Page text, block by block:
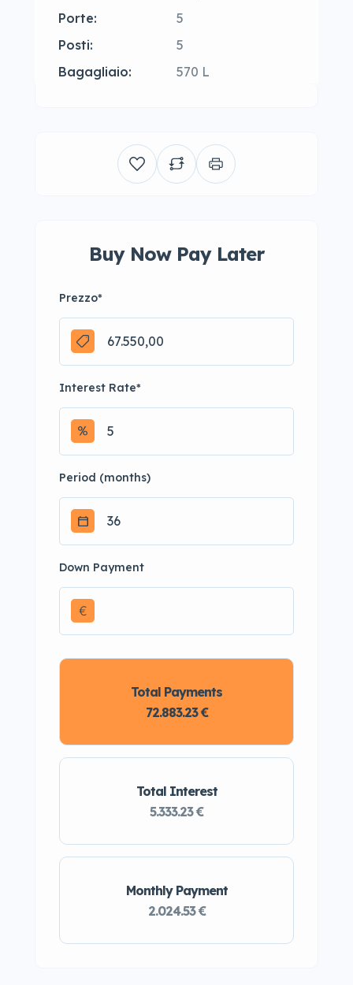
Porte:
5
Posti:
5
Bagagliaio:
570 L
Buy Now Pay Later
Prezzo*
Interest Rate*
Period (months)
Down Payment
€
Monthly Payment
2.024.53 €
Total Interest
5.333.23 €
Total Payments
72.883.23 €